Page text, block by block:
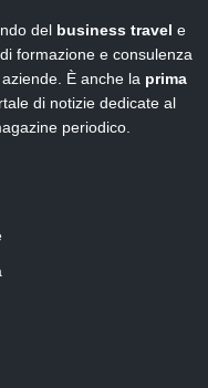
del business travel e
di formazione e consulenza
È anche la prima
di notizie dedicate al
periodico.